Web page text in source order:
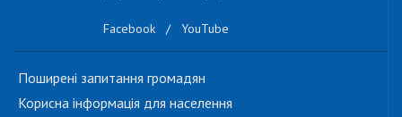
Facebook / YouTube
Поширені запитання громадян
Корисна інформація для населення